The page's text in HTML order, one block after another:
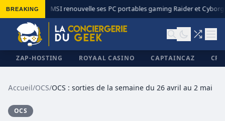
BREAKING MSI renouvelle ses PC portables gaming Raider et Cyborg
ZAP-HOSTING ROYAAL CASINO CAPTAINCAZ
Accueil/OCS/OCS : sorties de la semaine du 26 avril au 2 mai
OCS